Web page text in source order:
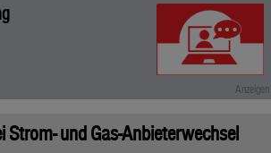
Strom- und Gas-Anbieterwechsel